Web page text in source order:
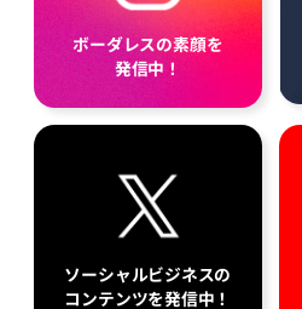
ボーダレスの素顔を
発信中！
ソーシャルビジネスの
コンテンツを発信中！